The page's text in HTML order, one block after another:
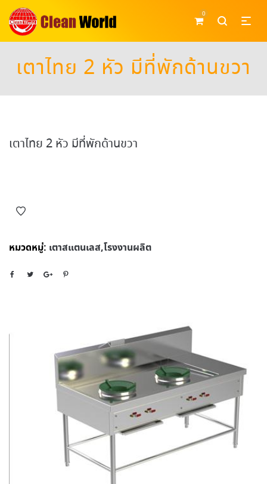
0
เตาไทย 2 หัว มีที่พักด้านขวา
เตาไทย 2 หัว มีที่พักด้านขวา
หมวดหมู่: เตาสแตนเลส,โรงงานผลิต